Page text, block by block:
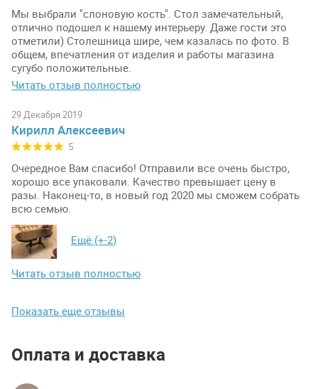
Мы выбрали "слоновую кость". Стол замечательный,
отлично подошел к нашему интерьеру. Даже гости это
отметили) Столешница шире, чем казалась по фото. В
общем, впечатления от изделия и работы магазина
сугубо положительные.
Читать отзыв полностью
29 Декабря 2019
Кирилл Алексеевич
5
Очередное Вам спасибо! Отправили все очень быстро,
хорошо все упаковали. Качество превышает цену в
разы. Наконец-то, в новый год 2020 мы сможем собрать
всю семью.
Ещё (+-2)
Читать отзыв полностью
Показать еще отзывы
Оплата и доставка